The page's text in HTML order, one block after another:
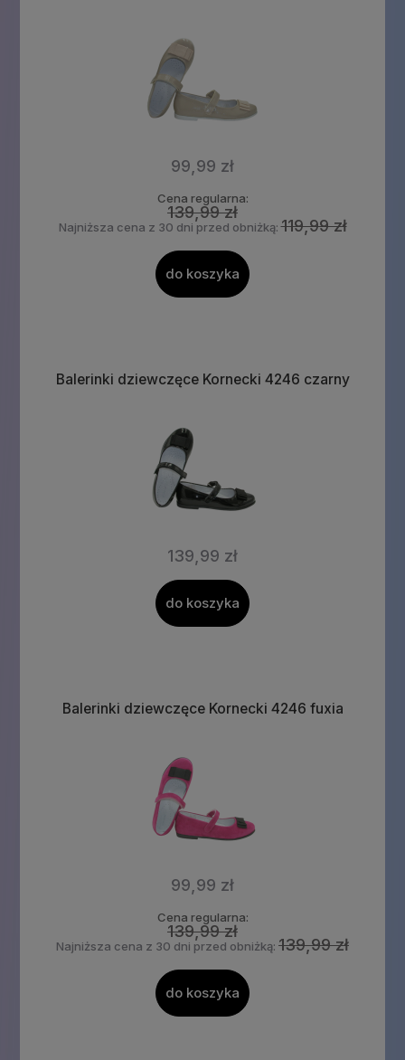
99,99 zł
Cena regularna:
139,99 zł
Najniższa cena z 30 dni przed obniżką:119,99 zł
do koszyka
Balerinki dziewczęce Kornecki 4246 czarny
139,99 zł
do koszyka
Balerinki dziewczęce Kornecki 4246 fuxia
99,99 zł
Cena regularna:
139,99 zł
Najniższa cena z 30 dni przed obniżką: 139,99 zł
do koszyka